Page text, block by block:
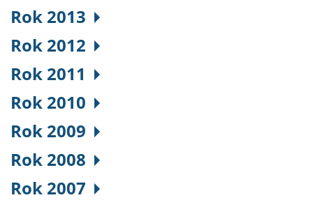
Rok 2013
Rok 2012
Rok 2011
Rok 2010
Rok 2009
Rok 2008
Rok 2007